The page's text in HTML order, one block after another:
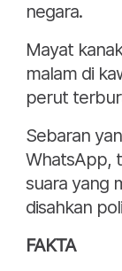
negara.
Mayat
malam di
perut
Sebaran
WhatsApp,
suara yang
disahkan
FAKTA